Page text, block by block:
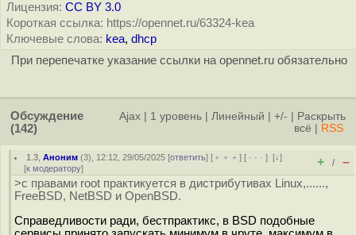
Лицензия: CC BY 3.0
Короткая ссылка: https://opennet.ru/63324-kea
Ключевые слова: kea, dhcp
При перепечатке указание ссылки на opennet.ru обязательно
Обсуждение
(142)
Ajax 1 уровень Линейный +/-
Раскрыть
всё
RSS
1.3 ,Аноним (3), 12:12, 29/05/2025 [ответить] [ ﹢﹢﹢] [ · · ·][↓]
[к модератору] + / –
>с правами root практикуется в дистрибутивах Linux,......,
FreeBSD, NetBSD и OpenBSD.
Справедливости ради, бестпрактикс, в BSD подобные